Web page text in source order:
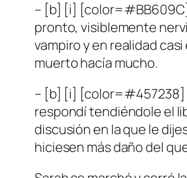
– [b] [i]
pronto, visiblemente
vampiro y en realidad
muerto hacía mucho.
– [b] [i] [color=#457238]
respondí tendiéndole el
discusión en la que le
hiciesen más daño del